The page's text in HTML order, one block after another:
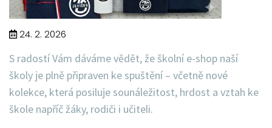
24. 2. 2026
S radostí Vám dáváme vědět, že školní e-shop naší
školy je plně připraven ke spuštění – včetně nové
kolekce, která posiluje sounáležitost, hrdost a vztah ke
škole napříč žáky, rodiči i učiteli.